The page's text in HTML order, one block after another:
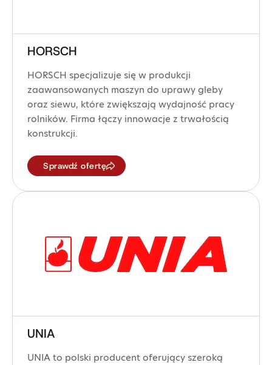
HORSCH
HORSCH specjalizuje się w produkcji
zaawansowanych maszyn do uprawy gleby
oraz siewu, które zwiększają wydajność pracy
rolników. Firma łączy innowacje z trwałością
konstrukcji.
Sprawdź ofertę
UNIA
UNIA to polski producent oferujący szeroką